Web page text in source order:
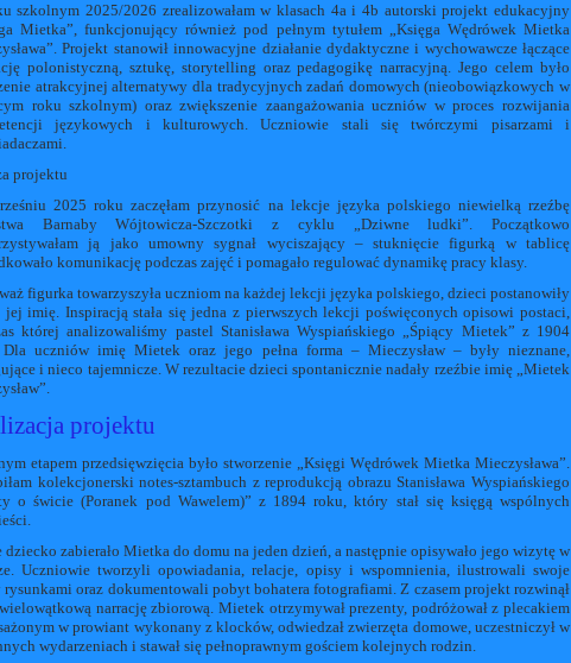
szkolnym 2025/2026 zrealizowałam w klasach 4a i 4b autorski projekt edukacyjny
Mietka”, funkcjonujący również pod pełnym tytułem „Księga Wędrówek Mietka
Projekt stanowił innowacyjne działanie dydaktyczne i wychowawcze łączące
polonistyczną, sztukę, storytelling oraz pedagogikę narracyjną. Jego celem było
atrakcyjnej alternatywy dla tradycyjnych zadań domowych (nieobowiązkowych w
roku szkolnym) oraz zwiększenie zaangażowania uczniów w proces rozwijania
językowych i kulturowych. Uczniowie stali się twórczymi pisarzami i
projektu
2025 roku zaczęłam przynosić na lekcje języka polskiego niewielką rzeźbę
Barnaby Wójtowicza-Szczotki z cyklu „Dziwne ludki”. Początkowo
ją jako umowny sygnał wyciszający – stuknięcie figurką w tablicę
komunikację podczas zajęć i pomagało regulować dynamikę pracy klasy.
figurka towarzyszyła uczniom na każdej lekcji języka polskiego, dzieci postanowiły
jej imię. Inspiracją stała się jedna z pierwszych lekcji poświęconych opisowi postaci,
której analizowaliśmy pastel Stanisława Wyspiańskiego „Śpiący Mietek” z 1904
uczniów imię Mietek oraz jego pełna forma – Mieczysław – były nieznane,
i nieco tajemnicze. W rezultacie dzieci spontanicznie nadały rzeźbie imię „Mietek
projektu
etapem przedsięwzięcia było stworzenie „Księgi Wędrówek Mietka Mieczysława”.
kolekcjonerski notes-sztambuch z reprodukcją obrazu Stanisława Wyspiańskiego
o świcie (Poranek pod Wawelem)” z 1894 roku, który stał się księgą wspólnych
dziecko zabierało Mietka do domu na jeden dzień, a następnie opisywało jego wizytę w
Uczniowie tworzyli opowiadania, relacje, opisy i wspomnienia, ilustrowali swoje
rysunkami oraz dokumentowali pobyt bohatera fotografiami. Z czasem projekt rozwinął
narrację zbiorową. Mietek otrzymywał prezenty, podróżował z plecakiem
w prowiant wykonany z klocków, odwiedzał zwierzęta domowe, uczestniczył w
wydarzeniach i stawał się pełnoprawnym gościem kolejnych rodzin.